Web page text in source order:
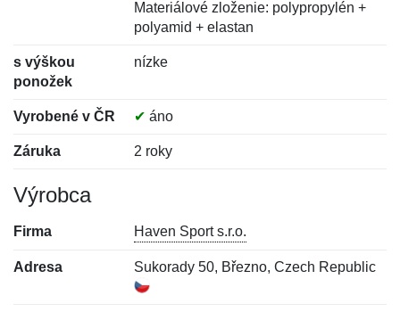
Materiálové zloženie: polypropylén +
polyamid + elastan
s výškou
ponožek
nízke
Vyrobené v ČR ✔ áno
Záruka 2 roky
Výrobca
Firma Haven Sport s.r.o.
Adresa Sukorady 50, Březno, Czech Republic